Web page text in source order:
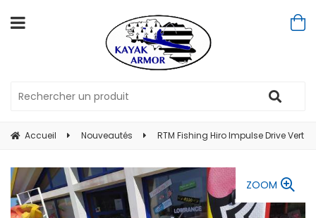
Accueil Nouveautés RTM Fishing Hiro Impulse Drive Vert
ZOOM